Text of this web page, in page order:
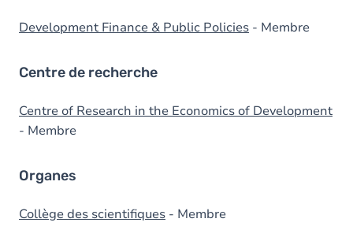
Development Finance & Public Policies - Membre
Centre de recherche
Centre of Research in the Economics of Development
- Membre
Organes
Collège des scientifiques - Membre